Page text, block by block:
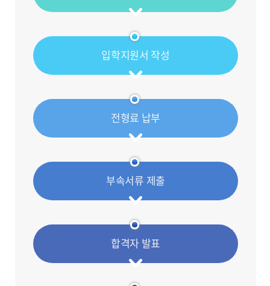
입학지원서 작성
전형료 납부
부속서류 제출
합격자 발표